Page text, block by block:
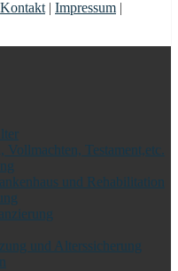
Kontakt | Impressum |
Vollmachten, Testament,etc.
und Rehabilitation
und Alterssicherung